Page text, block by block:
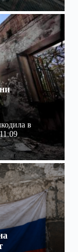
в